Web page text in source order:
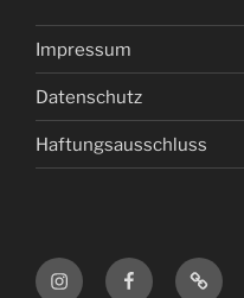
Impressum
Datenschutz
Haftungsausschluss
InstagramFacebookGoogle